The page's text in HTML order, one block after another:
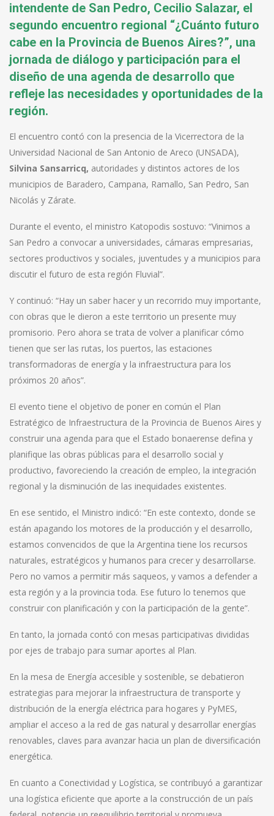
intendente de San Pedro, Cecilio Salazar, el
segundo encuentro regional “¿Cuánto futuro
cabe en la Provincia de Buenos Aires?”, una
jornada de diálogo y participación para el
diseño de una agenda de desarrollo que
refleje las necesidades y oportunidades de la
región.
El encuentro contó con la presencia de la Vicerrectora de la
Universidad Nacional de San Antonio de Areco (UNSADA),
Silvina Sansarricq, autoridades y distintos actores de los
municipios de Baradero, Campana, Ramallo, San Pedro, San
Nicolás y Zárate.
Durante el evento, el ministro Katopodis sostuvo: “Vinimos a
San Pedro a convocar a universidades, cámaras empresarias,
sectores productivos y sociales, juventudes y a municipios para
discutir el futuro de esta región Fluvial”.
Y continuó: “Hay un saber hacer y un recorrido muy importante,
con obras que le dieron a este territorio un presente muy
promisorio. Pero ahora se trata de volver a planificar cómo
tienen que ser las rutas, los puertos, las estaciones
transformadoras de energía y la infraestructura para los
próximos 20 años”.
El evento tiene el objetivo de poner en común el Plan
Estratégico de Infraestructura de la Provincia de Buenos Aires y
construir una agenda para que el Estado bonaerense defina y
planifique las obras públicas para el desarrollo social y
productivo, favoreciendo la creación de empleo, la integración
regional y la disminución de las inequidades existentes.
En ese sentido, el Ministro indicó: “En este contexto, donde se
están apagando los motores de la producción y el desarrollo,
estamos convencidos de que la Argentina tiene los recursos
naturales, estratégicos y humanos para crecer y desarrollarse.
Pero no vamos a permitir más saqueos, y vamos a defender a
esta región y a la provincia toda. Ese futuro lo tenemos que
construir con planificación y con la participación de la gente”.
En tanto, la jornada contó con mesas participativas divididas
por ejes de trabajo para sumar aportes al Plan.
En la mesa de Energía accesible y sostenible, se debatieron
estrategias para mejorar la infraestructura de transporte y
distribución de la energía eléctrica para hogares y PyMES,
ampliar el acceso a la red de gas natural y desarrollar energías
renovables, claves para avanzar hacia un plan de diversificación
energética.
En cuanto a Conectividad y Logística, se contribuyó a garantizar
una logística eficiente que aporte a la construcción de un país